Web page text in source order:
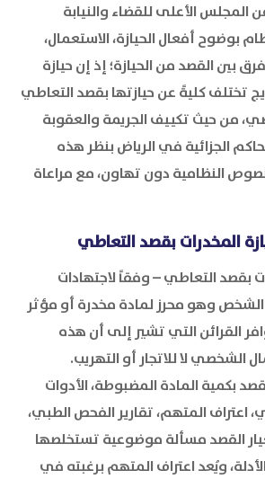
المجلس الأعلى للقضاء والنيابة
بوضوح أفعال الحيازة، الاستعمال،
بين القصد من الحيازة؛ إذ إن حيازة
تختلف كليةً عن حيازتها بقصد التعاطي
من حيث تكييف الجريمة والعقوبة
الجزائية في الرياض بنظر هذه
النظامية دون تهاون، مع مراعاة
بقصد التعاطي – وفقاً لاجتهادات
وهو محرز لمادة مخدرة أو مؤثر
القرائن التي تشير إلى أن هذه
الشخصي لا للاتجار أو التهريب.
بكمية المادة المضبوطة، الأدوات
اعتراف المتهم، تقارير الفحص الطبي،
القصد مسألة موضوعية تستخلصها
ويُعد اعتراف المتهم برغبته في